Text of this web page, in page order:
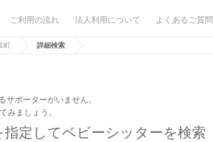
ご利用の流れ 法人利用について よくあるご質問
町 詳細検索
サポーターがいません。
みましょう。
指定してベビーシッターを検索